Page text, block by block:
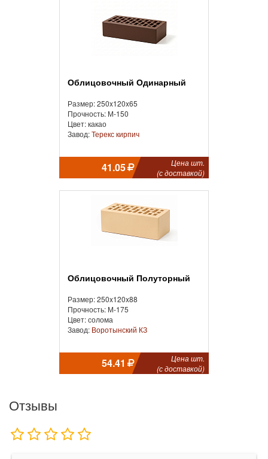
Облицовочный Одинарный
Размер: 250x120x65
Прочность: М-150
Цвет: какао
Завод:Терекс кирпич
41.05
Цена шт.
(с доставкой)
Облицовочный Полуторный
Размер: 250x120x88
Прочность: М-175
Цвет: солома
Завод: Воротынский КЗ
54.41
Цена шт.
(с доставкой)
Отзывы